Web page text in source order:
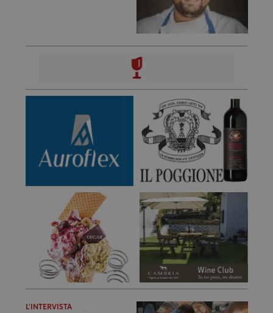
L'INTERVISTA